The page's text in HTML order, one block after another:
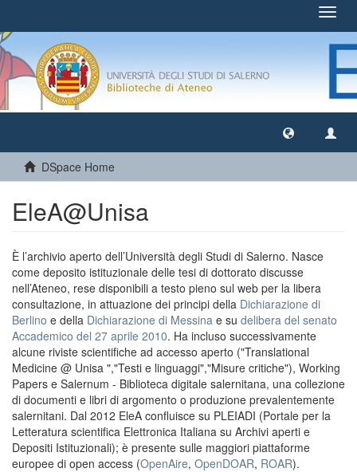
DSpace Home
EleA@Unisa
È l’archivio aperto dell’Università degli Studi di Salerno. Nasce
come deposito istituzionale delle tesi di dottorato discusse
nell’Ateneo, rese disponibili a testo pieno sul web per la libera
consultazione, in attuazione dei principi della Dichiarazione di
Berlino e della Dichiarazione di Messina e su delibera del senato
Accademico del 27 aprile 2010. Ha incluso successivamente
alcune riviste scientifiche ad accesso aperto ("Translational
Medicine @ Unisa ","Testi e linguaggi","Misure critiche"), Working
Papers e Salernum - Biblioteca digitale salernitana, una collezione
di documenti e libri di argomento o produzione prevalentemente
salernitani. Dal 2012 EleA confluisce su PLEIADI (Portale per la
Letteratura scientifica Elettronica Italiana su Archivi aperti e
Depositi Istituzionali); è presente sulle maggiori piattaforme
europee di open access (OpenAire, OpenDOAR, ROAR).